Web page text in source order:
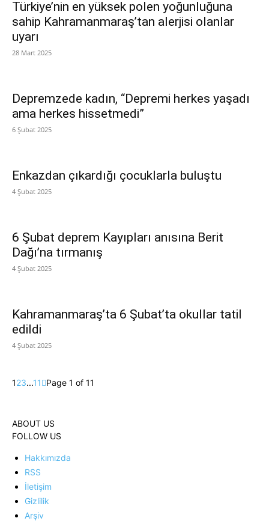
Türkiye’nin en yüksek polen yoğunluğuna
sahip Kahramanmaraş’tan alerjisi olanlar
uyarı
28 Mart 2025
Depremzede kadın, “Depremi herkes yaşadı
ama herkes hissetmedi”
6 Şubat 2025
Enkazdan çıkardığı çocuklarla buluştu
4 Şubat 2025
6 Şubat deprem Kayıpları anısına Berit
Dağı’na tırmanış
4 Şubat 2025
Kahramanmaraş’ta 6 Şubat’ta okullar tatil
edildi
4 Şubat 2025
123...11 Page 1 of 11
ABOUT US
FOLLOW US
Hakkımızda
RSS
İletişim
Gizlilik
Arşiv